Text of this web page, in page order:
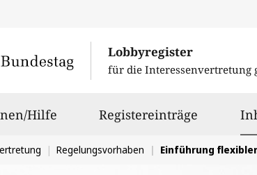
Lobbyregister
für die Interessenvertretung
Hilfe Registereinträge
Regelungsvorhaben Einführung flexibler Prüfintervalle